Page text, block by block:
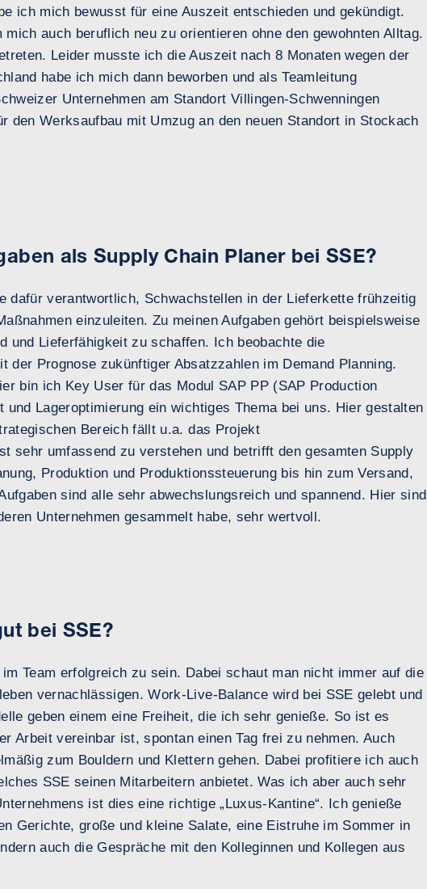
ich mich bewusst für eine Auszeit entschieden und gekündigt.
auch beruflich neu zu orientieren ohne den gewohnten Alltag.
Leider musste ich die Auszeit nach 8 Monaten wegen der
habe ich mich dann beworben und als Teamleitung
Unternehmen am Standort Villingen-Schwenningen
den Werksaufbau mit Umzug an den neuen Standort in Stockach
als Supply Chain Planer bei SSE?
dafür verantwortlich, Schwachstellen in der Lieferkette frühzeitig
einzuleiten. Zu meinen Aufgaben gehört beispielsweise
und Lieferfähigkeit zu schaffen. Ich beobachte die
der Prognose zukünftiger Absatzzahlen im Demand Planning.
bin ich Key User für das Modul SAP PP (SAP Production
Lageroptimierung ein wichtiges Thema bei uns. Hier gestalten
Bereich fällt u.a. das Projekt
sehr umfassend zu verstehen und betrifft den gesamten Supply
Produktion und Produktionssteuerung bis hin zum Versand,
sind alle sehr abwechslungsreich und spannend. Hier sind
Unternehmen gesammelt habe, sehr wertvoll.
bei SSE?
Team erfolgreich zu sein. Dabei schaut man nicht immer auf die
vernachlässigen. Work-Live-Balance wird bei SSE gelebt und
geben einem eine Freiheit, die ich sehr genieße. So ist es
Arbeit vereinbar ist, spontan einen Tag frei zu nehmen. Auch
zum Bouldern und Klettern gehen. Dabei profitiere ich auch
SSE seinen Mitarbeitern anbietet. Was ich aber auch sehr
ist dies eine richtige „Luxus-Kantine“. Ich genieße
Gerichte, große und kleine Salate, eine Eistruhe im Sommer in
auch die Gespräche mit den Kolleginnen und Kollegen aus